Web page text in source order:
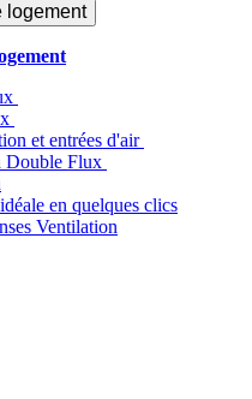
logement
et entrées d'air
Double Flux
en quelques clics
Ventilation